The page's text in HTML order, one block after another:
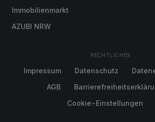
Immobilienmarkt
AZUBI NRW
RECHTLICHES
Impressum Datenschutz
AGB
Cookie-Einstellungen